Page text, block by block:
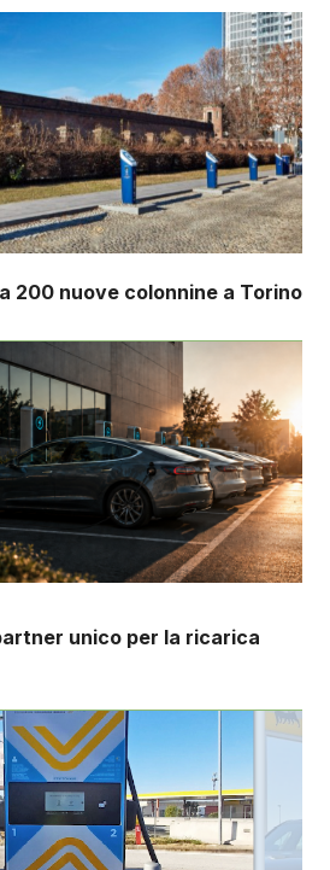
200 nuove colonnine a Torino
unico per la ricarica